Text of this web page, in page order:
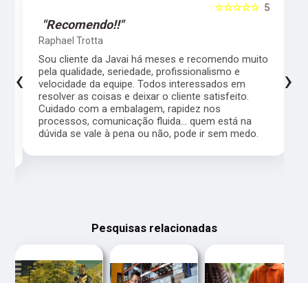
5
☆☆☆☆☆
"Recomendo!!"
Raphael Trotta
Sou cliente da Javai há meses e recomendo muito
pela qualidade, seriedade, profissionalismo e
velocidade da equipe. Todos interessados em
resolver as coisas e deixar o cliente satisfeito.
Cuidado com a embalagem, rapidez nos
processos, comunicação fluida... quem está na
dúvida se vale à pena ou não, pode ir sem medo.
‹ ›
Pesquisas relacionadas